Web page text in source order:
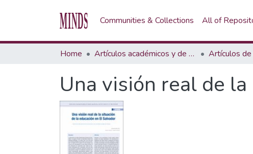
Communities & Collections All of
Home Artículos académicos y de opinión Artículos
Una visión real de